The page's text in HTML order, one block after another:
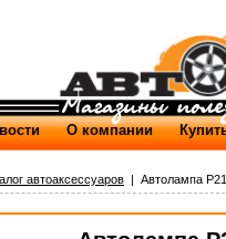
О компании
автоаксессуаров | Автолампа